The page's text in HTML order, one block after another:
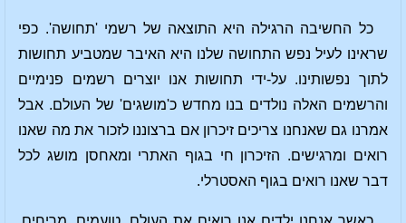
כל החשיבה הרגילה היא התוצאה של רשמי 'תחושה'. כפי
שראינו לעיל נפש התחושה שלנו היא האיבר שמטביע תחושות
לתוך נפשותינו. על-ידי תחושות אנו יוצרים רשמים פנימיים
והרשמים האלה נולדים בנו מחדש כ'מושגים' של העולם. אבל
אמרנו גם שאנחנו צריכים זיכרון אם ברצוננו לזכור את מה שאנו
רואים ומרגישים. הזיכרון חי בגוף האתרי ומאחסן מושג לכל
דבר שאנו רואים בגוף האסטרלי.